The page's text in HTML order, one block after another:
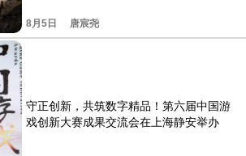
8月5日 唐宸尧
守正创新，共筑数字精品！第六届中国游
戏创新大赛成果交流会在上海静安举办